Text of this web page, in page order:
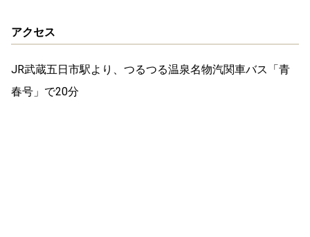
アクセス
JR武蔵五日市駅より、つるつる温泉名物汽関車バス「青
春号」で20分